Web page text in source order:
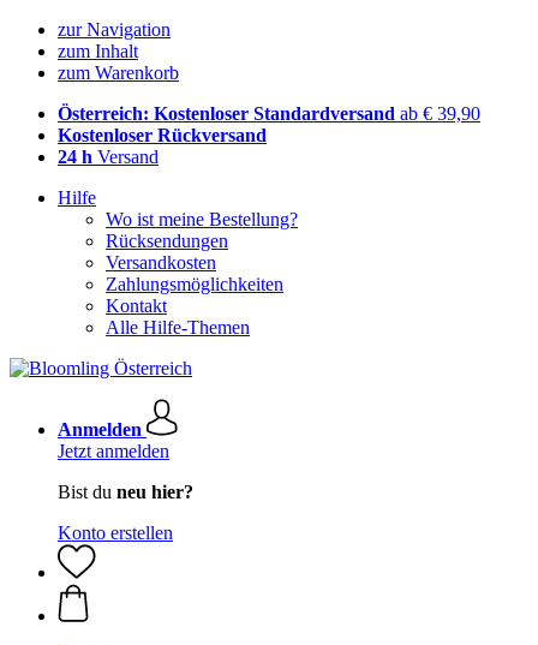
zur Navigation
zum Inhalt
zum Warenkorb
Österreich: Kostenloser Standardversand ab € 39,90
Kostenloser Rückversand
24 h Versand
Hilfe
Wo ist meine Bestellung?
Rücksendungen
Versandkosten
Zahlungsmöglichkeiten
Kontakt
Alle Hilfe-Themen
Anmelden
Jetzt anmelden
Bist du neu hier?
Konto erstellen